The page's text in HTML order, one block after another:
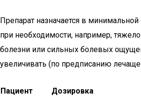
Препарат назначается в минимальной
при необходимости, например,
болезни или сильных болевых
увеличивать (по предписанию
Пациент Дозировка